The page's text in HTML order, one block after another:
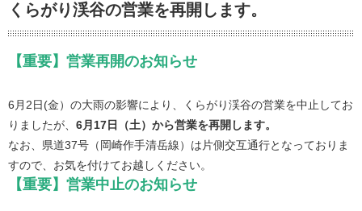
くらがり渓谷の営業を再開します。
【重要】営業再開のお知らせ
6月2日(金）の大雨の影響により、くらがり渓谷の営業を中止してお
りましたが、 6月17日（土）から営業を再開します。
なお、県道37号（岡崎作手清岳線）は片側交互通行となっておりま
すので、お気を付けてお越しください。
【重要】営業中止のお知らせ